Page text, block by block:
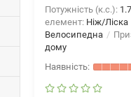
Потужність (к.с.):
елемент: Ніж/Ліска
Велосипедна
дому